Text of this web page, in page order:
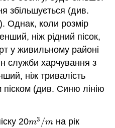
збільшується (див.
Однак, коли розмір
ніж рідний пісок,
у живильному районі
служби харчування з
ніж тривалість
піском (див. Синю лінію
20m3 /m
m3 /m на рік